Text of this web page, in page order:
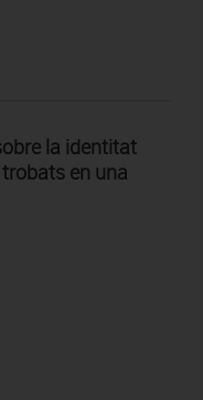
la identitat
en una